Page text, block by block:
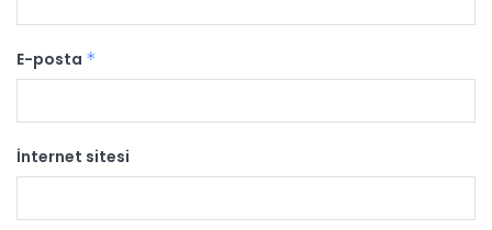
E-posta *
İnternet sitesi